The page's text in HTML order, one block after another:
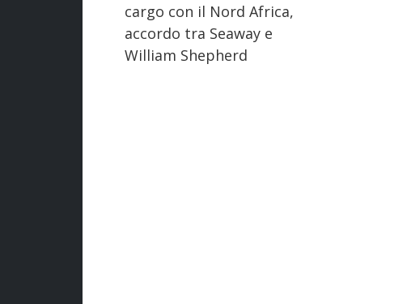
cargo con il Nord Africa,
accordo tra Seaway e
William Shepherd